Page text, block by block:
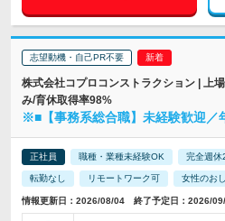
志望動機・自己PR不要
株式会社コプロコンストラクション | 上
み/育休取得率98%
※■【事務系総合職】未経験歓迎／
正社員 職種・業種未経験OK 完全週休
転勤なし リモートワーク可 女性のお
情報更新日：2026/08/04 終了予定日：2026/